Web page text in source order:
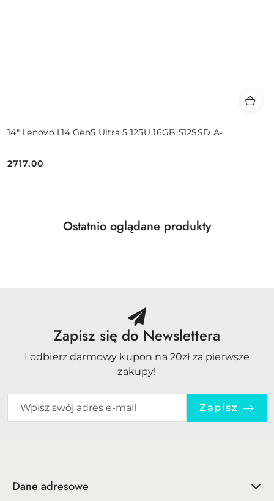
14" Lenovo L14 Gen5 Ultra 5 125U 16GB 512SSD A-
Cena:
2717.00
Pomiń karuzelę produktów
Produkty
Ostatnio oglądane produkty
Zapisz się do Newslettera
I odbierz darmowy kupon na 20zł za pierwsze
zakupy!
Zapisz
Dane adresowe